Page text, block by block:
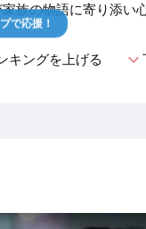
族の物語に寄り添い
キングを上げる
で応援！
expand_more